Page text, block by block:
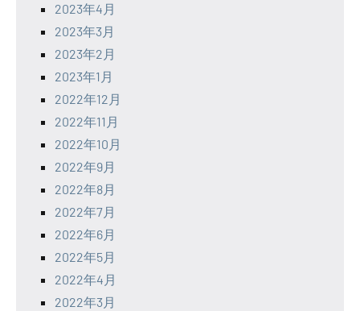
2023年4月
2023年3月
2023年2月
2023年1月
2022年12月
2022年11月
2022年10月
2022年9月
2022年8月
2022年7月
2022年6月
2022年5月
2022年4月
2022年3月